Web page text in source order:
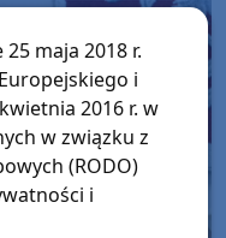
maja 2018 r.
i
2016 r. w
w związku z
(RODO)
i